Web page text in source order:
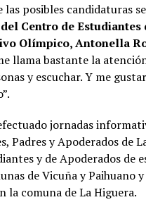
posibles candidaturas
Centro de Estudiantes
Olímpico, Antonella
llama bastante la
y escuchar. Y me
jornadas
Padres y Apoderados de
y de Apoderados de
de Vicuña y Paihuano y
la comuna de La Higuera.